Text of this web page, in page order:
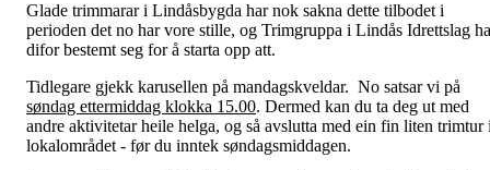
Glade trimmarar i Lindåsbygda har nok sakna dette tilbodet i
perioden det no har vore stille, og Trimgruppa i Lindås Idrettslag
difor bestemt seg for å starta opp att.
Tidlegare gjekk karusellen på mandagskveldar. No satsar vi på
søndag ettermiddag klokka 15.00. Dermed kan du ta deg ut med
andre aktivitetar heile helga, og så avslutta med ein fin liten trimtur
lokalområdet - før du inntek søndagsmiddagen.